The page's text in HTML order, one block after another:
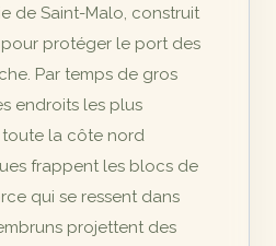
de Saint-Malo, construit
pour protéger le port des
Par temps de gros
endroits les plus
la côte nord
frappent les blocs de
qui se ressent dans
projettent des